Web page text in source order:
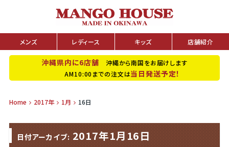
メンズ レディース キッズ 店舗紹介
沖縄県内に6店舗 沖縄から南国をお届けします
AM10:00までの注文は当日発送予定！
Home 2017年 1月 16日
日付アーカイブ: 2017年1月16日